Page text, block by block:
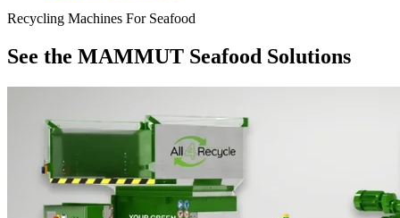
Recycling Machines For Seafood
See the MAMMUT Seafood Solutions